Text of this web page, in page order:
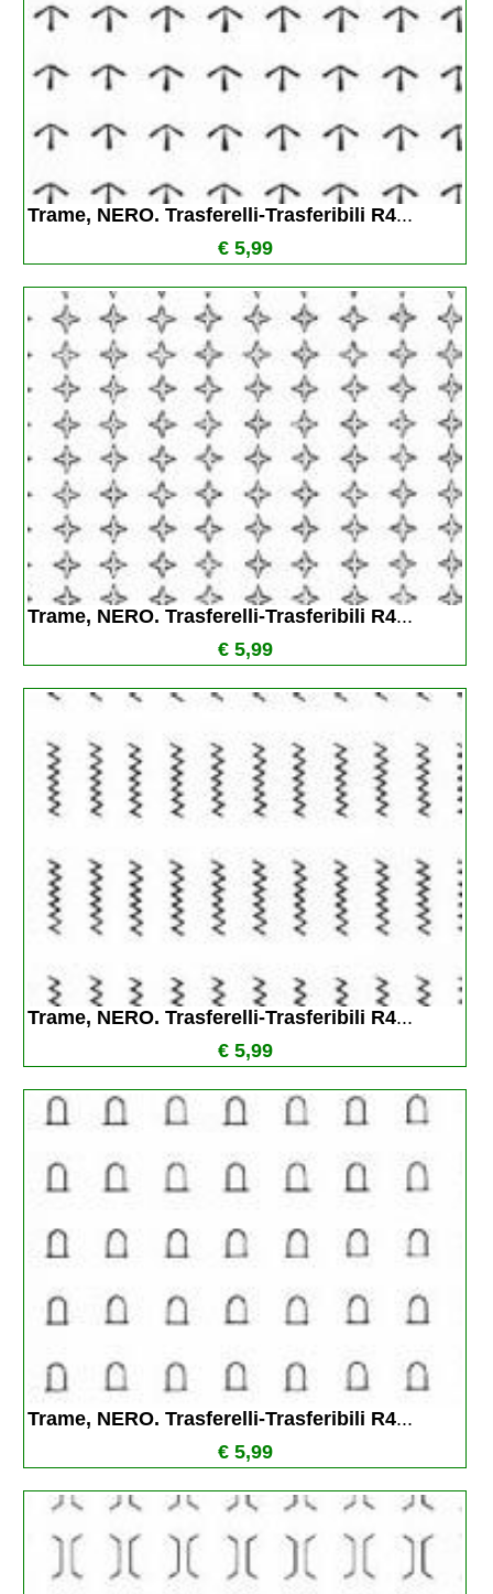
Trame, NERO. Trasferelli-Trasferibili R4...
€ 5,99
Trame, NERO. Trasferelli-Trasferibili R4...
€ 5,99
Trame, NERO. Trasferelli-Trasferibili R4...
€ 5,99
Trame, NERO. Trasferelli-Trasferibili R4...
€ 5,99